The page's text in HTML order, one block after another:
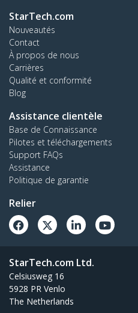
StarTech.com
Nouveautés
Contact
À propos de nous
Carrières
Qualité et conformité
Blog
Assistance clientèle
Base de Connaissance
Pilotes et téléchargements
Support FAQs
Assistance
Politique de garantie
Relier
StarTech.com Ltd.
Celsiusweg 16
5928 PR Venlo
The Netherlands